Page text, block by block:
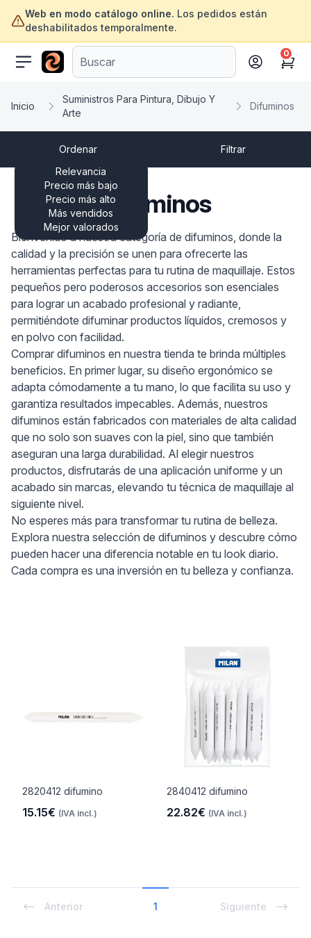
Web en modo catálogo online. Los pedidos están
deshabilitados temporalmente.
ofertasinformatica.com
Cart
0
Inicio
Suministros Para Pintura, Dibujo Y
Arte
Difuminos
Ordenar
Relevancia
Precio más bajo
Precio más alto
Más vendidos
Mejor valorados
Filtrar
Difuminos
Bienvenido a nuestra categoría de difuminos, donde la
calidad y la precisión se unen para ofrecerte las
herramientas perfectas para tu rutina de maquillaje. Estos
pequeños pero poderosos accesorios son esenciales
para lograr un acabado profesional y radiante,
permitiéndote difuminar productos líquidos, cremosos y
en polvo con facilidad.
Comprar difuminos en nuestra tienda te brinda múltiples
beneficios. En primer lugar, su diseño ergonómico se
adapta cómodamente a tu mano, lo que facilita su uso y
garantiza resultados impecables. Además, nuestros
difuminos están fabricados con materiales de alta calidad
que no solo son suaves con la piel, sino que también
aseguran una larga durabilidad. Al elegir nuestros
productos, disfrutarás de una aplicación uniforme y un
acabado sin marcas, elevando tu técnica de maquillaje al
siguiente nivel.
No esperes más para transformar tu rutina de belleza.
Explora nuestra selección de difuminos y descubre cómo
pueden hacer una diferencia notable en tu look diario.
Cada compra es una inversión en tu belleza y confianza.
2820412 difumino
15.15€ (IVA incl.)
2840412 difumino
22.82€ (IVA incl.)
Anterior 1 Siguiente